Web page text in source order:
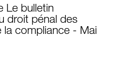
Le bulletin
droit pénal des
la compliance - Mai